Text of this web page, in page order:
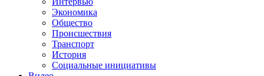
Экономика
Общество
Происшествия
Транспорт
История
Социальные инициативы